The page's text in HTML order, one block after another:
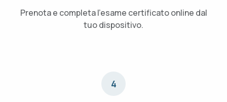
Prenota e completa l'esame certificato online dal
tuo dispositivo.
4